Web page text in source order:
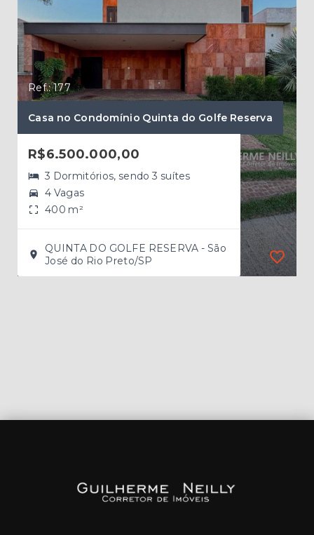
Ref.: 177
Casa no Condomínio Quinta do Golfe Reserva
R$6.500.000,00
3 Dormitórios, sendo 3 suítes
4 Vagas
400 m²
QUINTA DO GOLFE RESERVA - São
José do Rio Preto/SP